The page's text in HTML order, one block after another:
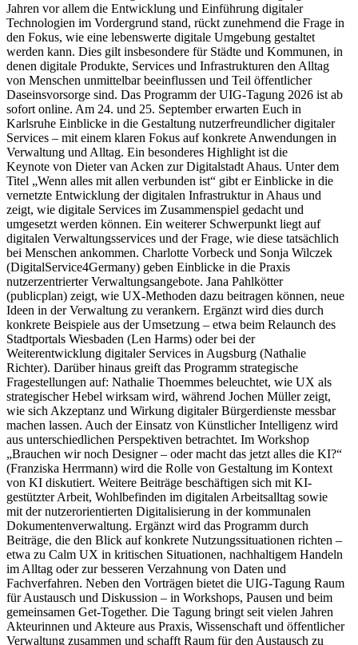
Jahren vor allem die Entwicklung und Einführung digitaler
Technologien im Vordergrund stand, rückt zunehmend die Frage in
den Fokus, wie eine lebenswerte digitale Umgebung gestaltet
werden kann. Dies gilt insbesondere für Städte und Kommunen, in
denen digitale Produkte, Services und Infrastrukturen den Alltag
von Menschen unmittelbar beeinflussen und Teil öffentlicher
Daseinsvorsorge sind. Das Programm der UIG-Tagung 2026 ist ab
sofort online. Am 24. und 25. September erwarten Euch in
Karlsruhe Einblicke in die Gestaltung nutzerfreundlicher digitaler
Services – mit einem klaren Fokus auf konkrete Anwendungen in
Verwaltung und Alltag. Ein besonderes Highlight ist die
Keynote von Dieter van Acken zur Digitalstadt Ahaus. Unter dem
Titel „Wenn alles mit allen verbunden ist“ gibt er Einblicke in die
vernetzte Entwicklung der digitalen Infrastruktur in Ahaus und
zeigt, wie digitale Services im Zusammenspiel gedacht und
umgesetzt werden können. Ein weiterer Schwerpunkt liegt auf
digitalen Verwaltungsservices und der Frage, wie diese tatsächlich
bei Menschen ankommen. Charlotte Vorbeck und Sonja Wilczek
(DigitalService4Germany) geben Einblicke in die Praxis
nutzerzentrierter Verwaltungsangebote. Jana Pahlkötter
(publicplan) zeigt, wie UX-Methoden dazu beitragen können, neue
Ideen in der Verwaltung zu verankern. Ergänzt wird dies durch
konkrete Beispiele aus der Umsetzung – etwa beim Relaunch des
Stadtportals Wiesbaden (Len Harms) oder bei der
Weiterentwicklung digitaler Services in Augsburg (Nathalie
Richter). Darüber hinaus greift das Programm strategische
Fragestellungen auf: Nathalie Thoemmes beleuchtet, wie UX als
strategischer Hebel wirksam wird, während Jochen Müller zeigt,
wie sich Akzeptanz und Wirkung digitaler Bürgerdienste messbar
machen lassen. Auch der Einsatz von Künstlicher Intelligenz wird
aus unterschiedlichen Perspektiven betrachtet. Im Workshop
„Brauchen wir noch Designer – oder macht das jetzt alles die KI?“
(Franziska Herrmann) wird die Rolle von Gestaltung im Kontext
von KI diskutiert. Weitere Beiträge beschäftigen sich mit KI-
gestützter Arbeit, Wohlbefinden im digitalen Arbeitsalltag sowie
mit der nutzerorientierten Digitalisierung in der kommunalen
Dokumentenverwaltung. Ergänzt wird das Programm durch
Beiträge, die den Blick auf konkrete Nutzungssituationen richten –
etwa zu Calm UX in kritischen Situationen, nachhaltigem Handeln
im Alltag oder zur besseren Verzahnung von Daten und
Fachverfahren. Neben den Vorträgen bietet die UIG-Tagung Raum
für Austausch und Diskussion – in Workshops, Pausen und beim
gemeinsamen Get-Together. Die Tagung bringt seit vielen Jahren
Akteurinnen und Akteure aus Praxis, Wissenschaft und öffentlicher
Verwaltung zusammen und schafft Raum für den Austausch zu